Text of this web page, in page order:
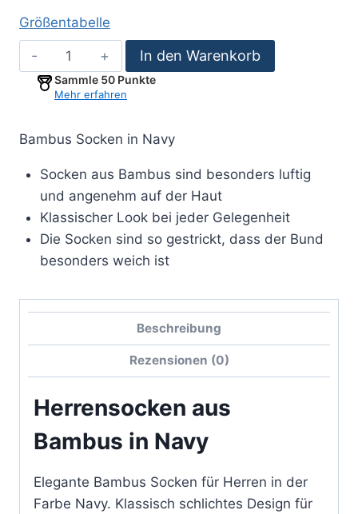
Größentabelle
12er
Pack
Bambus
navy
In den Warenkorb
Sammle 50 Punkte
Mehr erfahren
Bambus Socken in Navy
Socken aus Bambus sind besonders luftig
und angenehm auf der Haut
Klassischer Look bei jeder Gelegenheit
Die Socken sind so gestrickt, dass der Bund
besonders weich ist
Beschreibung
Rezensionen (0)
Herrensocken aus
Bambus in Navy
Elegante Bambus Socken für Herren in der
Farbe Navy. Klassisch schlichtes Design für